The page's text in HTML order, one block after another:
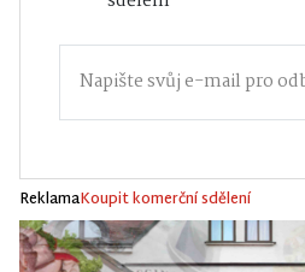
ReklamaKoupit komerční sdělení